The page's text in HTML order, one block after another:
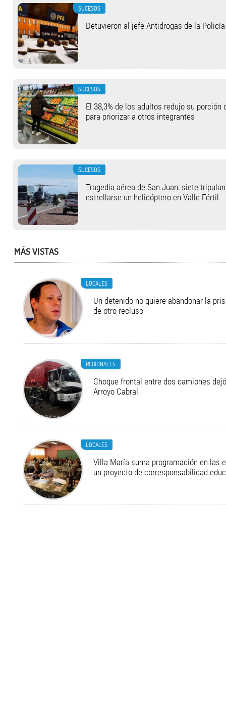
SUCESOS
Detuvieron al jefe Antidrogas de la
SUCESOS
El 38,3% de los adultos redujo su porción
para priorizar a otros integrantes
SUCESOS
Tragedia aérea de San Juan: siete
estrellarse un helicóptero en Valle Fértil
MÁS VISTAS
LOCALES
Un detenido no quiere abandonar la
de otro recluso
REGIONALES
Choque frontal entre dos camiones
Arroyo Cabral
LOCALES
Villa María suma programación en las
un proyecto de corresponsabilidad